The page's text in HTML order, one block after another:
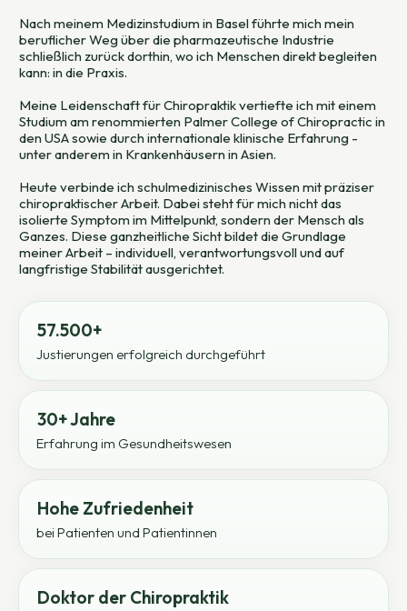
Nach meinem Medizinstudium in Basel führte mich mein
beruflicher Weg über die pharmazeutische Industrie
schließlich zurück dorthin, wo ich Menschen direkt begleiten
kann: in die Praxis.
Meine Leidenschaft für Chiropraktik vertiefte ich mit einem
Studium am renommierten Palmer College of Chiropractic in
den USA sowie durch internationale klinische Erfahrung -
unter anderem in Krankenhäusern in Asien.
Heute verbinde ich schulmedizinisches Wissen mit präziser
chiropraktischer Arbeit. Dabei steht für mich nicht das
isolierte Symptom im Mittelpunkt, sondern der Mensch als
Ganzes. Diese ganzheitliche Sicht bildet die Grundlage
meiner Arbeit – individuell, verantwortungsvoll und auf
langfristige Stabilität ausgerichtet.
57.500+
Justierungen erfolgreich durchgeführt
30+ Jahre
Erfahrung im Gesundheitswesen
Hohe Zufriedenheit
bei Patienten und Patientinnen
Doktor der Chiropraktik